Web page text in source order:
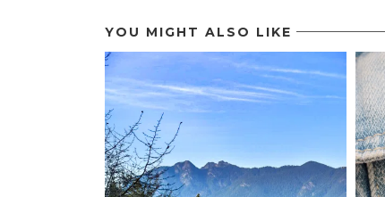
YOU MIGHT ALSO LIKE